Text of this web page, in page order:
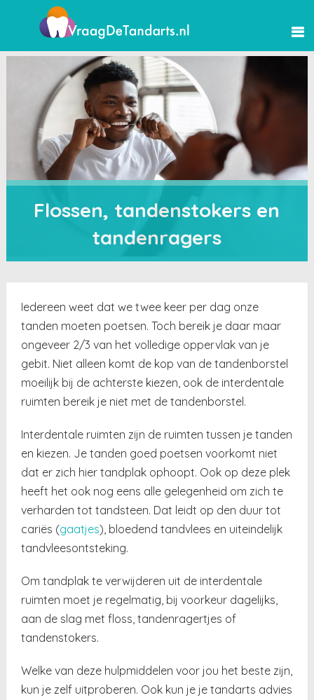
Flossen, tandenstokers en
tandenragers
Iedereen weet dat we twee keer per dag onze
tanden moeten poetsen. Toch bereik je daar maar
ongeveer 2/3 van het volledige oppervlak van je
gebit. Niet alleen komt de kop van de tandenborstel
moeilijk bij de achterste kiezen, ook de interdentale
ruimten bereik je niet met de tandenborstel.
Interdentale ruimten zijn de ruimten tussen je tanden
en kiezen. Je tanden goed poetsen voorkomt niet
dat er zich hier tandplak ophoopt. Ook op deze plek
heeft het ook nog eens alle gelegenheid om zich te
verharden tot tandsteen. Dat leidt op den duur tot
cariës (gaatjes), bloedend tandvlees en uiteindelijk
tandvleesontsteking.
Om tandplak te verwijderen uit de interdentale
ruimten moet je regelmatig, bij voorkeur dagelijks,
aan de slag met floss, tandenragertjes of
tandenstokers.
Welke van deze hulpmiddelen voor jou het beste zijn,
kun je zelf uitproberen. Ook kun je je tandarts advies